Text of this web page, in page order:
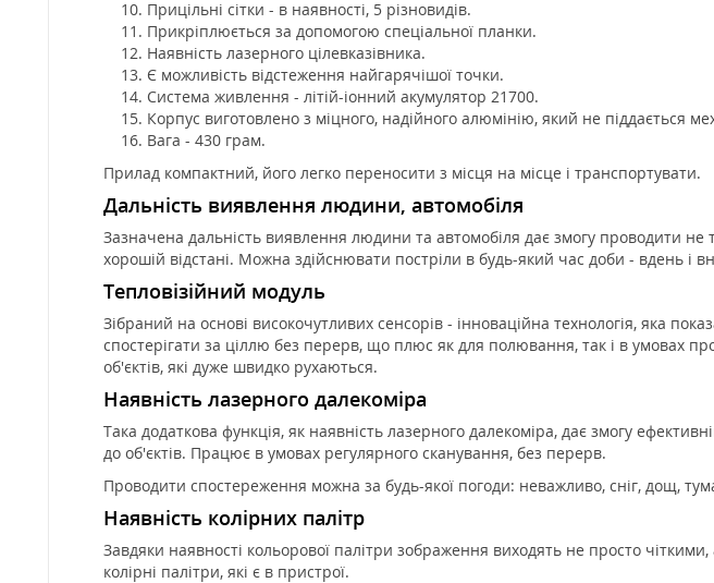
Прицільні сітки - в наявності, 5 різновидів.
Прикріплюється за допомогою спеціальної планки.
Наявність лазерного цілевказівника.
Є можливість відстеження найгарячішої точки.
Система живлення - літій-іонний акумулятор 21700.
Корпус виготовлено з міцного, надійного алюмінію, який не піддається
Вага - 430 грам.
Прилад компактний, його легко переносити з місця на місце і транспортувати.
Дальність виявлення людини, автомобіля
Зазначена дальність виявлення людини та автомобіля дає змогу проводити
хорошій відстані. Можна здійснювати постріли в будь-який час доби - вдень і
Тепловізійний модуль
Зібраний на основі високочутливих сенсорів - інноваційна технологія, яка
спостерігати за ціллю без перерв, що плюс як для полювання, так і в умовах
об'єктів, які дуже швидко рухаються.
Наявність лазерного далекоміра
Така додаткова функція, як наявність лазерного далекоміра, дає змогу
до об'єктів. Працює в умовах регулярного сканування, без перерв.
Проводити спостереження можна за будь-якої погоди: неважливо, сніг, дощ,
Наявність колірних палітр
Завдяки наявності кольорової палітри зображення виходять не просто
колірні палітри, які є в пристрої.